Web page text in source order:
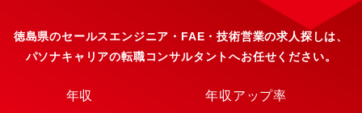
徳島県のセールスエンジニア・FAE・技術営業の求人探しは、
パソナキャリアの転職コンサルタントへお任せください。
年収 年収アップ率